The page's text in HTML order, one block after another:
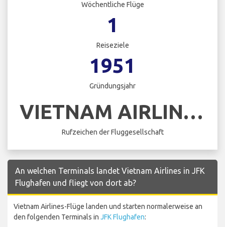
Wöchentliche Flüge
1
Reiseziele
1951
Gründungsjahr
VIETNAM AIRLINES
Rufzeichen der Fluggesellschaft
An welchen Terminals landet Vietnam Airlines in JFK
Flughafen und fliegt von dort ab?
Vietnam Airlines-Flüge landen und starten normalerweise an
den folgenden Terminals in JFK Flughafen: